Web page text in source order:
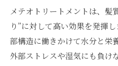
る理由
ダメージレスな髪質改
メテオトリートメン
質改善
メテオトリートメントは、髪
り”に対して高い効果を発揮
部構造に働きかけて水分と栄
外部ストレスや湿気にも負け